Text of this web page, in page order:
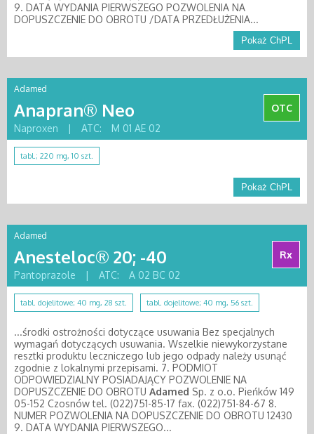
9. DATA WYDANIA PIERWSZEGO POZWOLENIA NA
DOPUSZCZENIE DO OBROTU /DATA PRZEDŁUŻENIA...
Pokaż ChPL
Adamed
Anapran® Neo
OTC
Naproxen
| ATC: M 01 AE 02
tabl.; 220 mg, 10 szt.
Pokaż ChPL
Adamed
Anesteloc® 20; -40
Rx
Pantoprazole
| ATC: A 02 BC 02
tabl. dojelitowe; 40 mg, 28 szt. tabl. dojelitowe; 40 mg, 56 szt.
...środki ostrożności dotyczące usuwania Bez specjalnych
wymagań dotyczących usuwania. Wszelkie niewykorzystane
resztki produktu leczniczego lub jego odpady należy usunąć
zgodnie z lokalnymi przepisami. 7. PODMIOT
ODPOWIEDZIALNY POSIADAJĄCY POZWOLENIE NA
DOPUSZCZENIE DO OBROTU Adamed Sp. z o.o. Pieńków 149
05-152 Czosnów tel. (022)751-85-17 fax. (022)751-84-67 8.
NUMER POZWOLENIA NA DOPUSZCZENIE DO OBROTU 12430
9. DATA WYDANIA PIERWSZEGO...